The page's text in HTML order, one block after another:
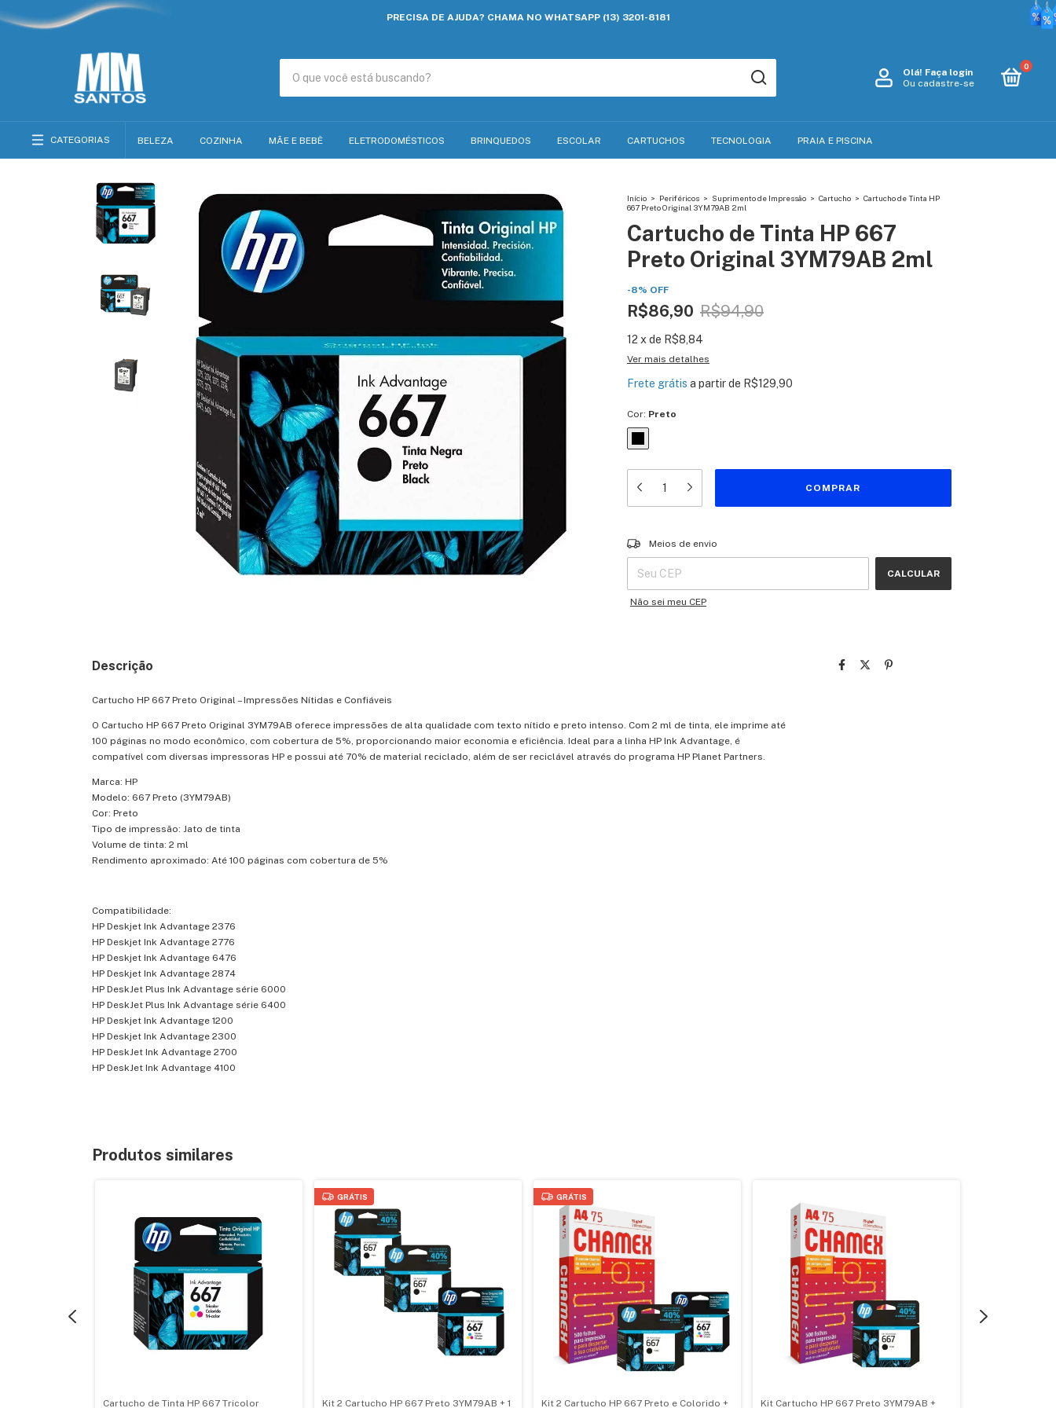
PRECISA DE AJUDA? CHAMA NO WHATSAPP (13) 3201-8181
Olá! Faça login
Ou cadastre-se
0
CATEGORIAS BELEZA COZINHA MÃE E BEBÊ ELETRODOMÉSTICOS BRINQUEDOS ESCOLAR CARTUCHOS TECNOLOGIA PRAIA E PISCINA
Início > Periféricos > Suprimento de Impressão > Cartucho > Cartucho de Tinta HP
667 Preto Original 3YM79AB 2ml
Cartucho de Tinta HP 667
Preto Original 3YM79AB 2ml
-8% OFF
R$86,90 R$94,90
12 x de R$8,84
Ver mais detalhes
Frete grátis a partir de R$129,90
Cor: Preto
Entregas para o CEP:
Meios de envio
CALCULAR
Não sei meu CEP
Descrição
Cartucho HP 667 Preto Original – Impressões Nítidas e Confiáveis
O Cartucho HP 667 Preto Original 3YM79AB oferece impressões de alta qualidade com texto nítido e preto intenso. Com 2 ml de tinta, ele imprime até
100 páginas no modo econômico, com cobertura de 5%, proporcionando maior economia e eficiência. Ideal para a linha HP Ink Advantage, é
compatível com diversas impressoras HP e possui até 70% de material reciclado, além de ser reciclável através do programa HP Planet Partners.
Marca: HP
Modelo: 667 Preto (3YM79AB)
Cor: Preto
Tipo de impressão: Jato de tinta
Volume de tinta: 2 ml
Rendimento aproximado: Até 100 páginas com cobertura de 5%
Compatibilidade:
HP Deskjet Ink Advantage 2376
HP Deskjet Ink Advantage 2776
HP Deskjet Ink Advantage 6476
HP Deskjet Ink Advantage 2874
HP DeskJet Plus Ink Advantage série 6000
HP DeskJet Plus Ink Advantage série 6400
HP Deskjet Ink Advantage 1200
HP Deskjet Ink Advantage 2300
HP DeskJet Ink Advantage 2700
HP DeskJet Ink Advantage 4100
Produtos similares
Cartucho de Tinta HP 667 Tricolor
GRÁTIS
Kit 2 Cartucho HP 667 Preto 3YM79AB + 1
GRÁTIS
Kit 2 Cartucho HP 667 Preto e Colorido +
Kit Cartucho HP 667 Preto 3YM79AB +